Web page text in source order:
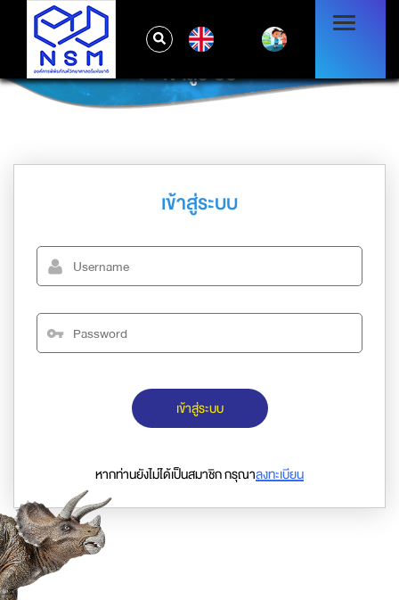
เข้าสู่ระบบ
เข้าสู่ระบบ
เข้าสู่ระบบ
หากท่านยังไม่ได้เป็นสมาชิก กรุณาลงทะเบียน